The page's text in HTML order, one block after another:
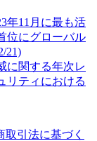
年11月に最も活
位にグローバル
21)
に関する年次レ
リティにおける
取引法に基づく